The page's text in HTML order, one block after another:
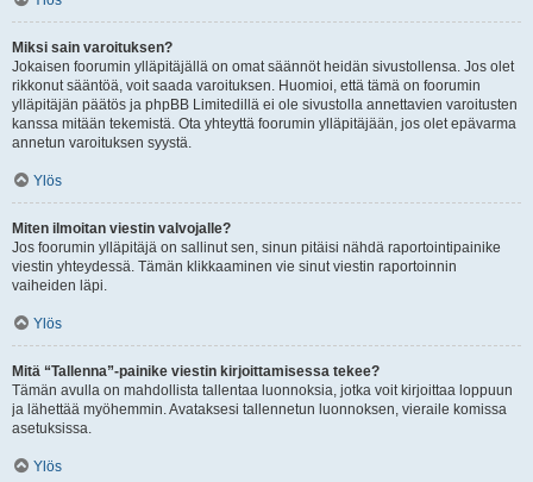
Miksi sain varoituksen?
Jokaisen foorumin ylläpitäjällä on omat säännöt heidän sivustollensa. Jos olet
rikkonut sääntöä, voit saada varoituksen. Huomioi, että tämä on foorumin
ylläpitäjän päätös ja phpBB Limitedillä ei ole sivustolla annettavien varoitusten
kanssa mitään tekemistä. Ota yhteyttä foorumin ylläpitäjään, jos olet epävarma
annetun varoituksen syystä.
Ylös
Miten ilmoitan viestin valvojalle?
Jos foorumin ylläpitäjä on sallinut sen, sinun pitäisi nähdä raportointipainike
viestin yhteydessä. Tämän klikkaaminen vie sinut viestin raportoinnin
vaiheiden läpi.
Ylös
Mitä “Tallenna”-painike viestin kirjoittamisessa tekee?
Tämän avulla on mahdollista tallentaa luonnoksia, jotka voit kirjoittaa loppuun
ja lähettää myöhemmin. Avataksesi tallennetun luonnoksen, vieraile komissa
asetuksissa.
Ylös